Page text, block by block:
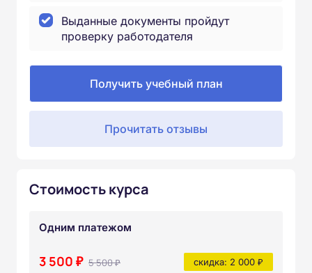
Выданные документы пройдут
проверку работодателя
Получить учебный план
Прочитать отзывы
Стоимость курса
Одним платежом
3 500 ₽ 5 500 ₽ скидка: 2 000 ₽